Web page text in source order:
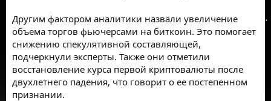
Другим фактором аналитики назвали увеличение
объема торгов фьючерсами на биткоин. Это помогает
снижению спекулятивной составляющей,
подчеркнули эксперты. Также они отметили
восстановление курса первой криптовалюты после
двухлетнего падения, что говорит о ее постепенном
признании.